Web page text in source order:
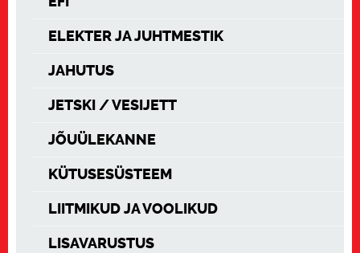
ELEKTER JA JUHTMESTIK
JAHUTUS
JETSKI / VESIJETT
JÕUÜLEKANNE
KÜTUSESÜSTEEM
LIITMIKUD JA VOOLIKUD
LISAVARUSTUS